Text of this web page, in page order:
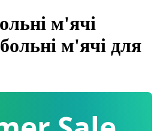
м'ячі
м'ячі для